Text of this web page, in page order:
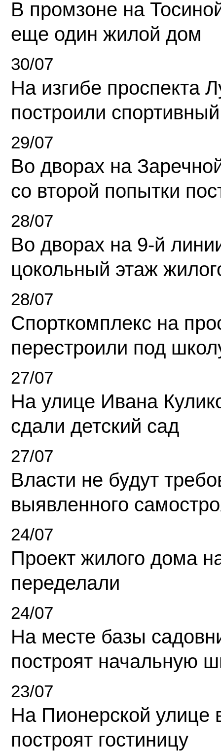
В промзоне на
еще один жилой дом
30/07
На изгибе проспекта
построили
29/07
Во дворах на
со второй попытки
28/07
Во дворах на 9-й
цокольный этаж
28/07
Спорткомплекс на
перестроили под
27/07
На улице Ивана
сдали детский сад
27/07
Власти не будут
выявленного
24/07
Проект жилого дома
переделали
24/07
На месте базы
построят начальную
23/07
На Пионерской улице
построят гостиницу